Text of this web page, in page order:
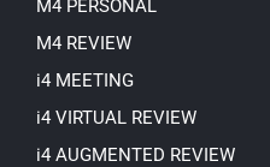
M4 PERSONAL
M4 REVIEW
i4 MEETING
i4 VIRTUAL REVIEW
i4 AUGMENTED REVIEW